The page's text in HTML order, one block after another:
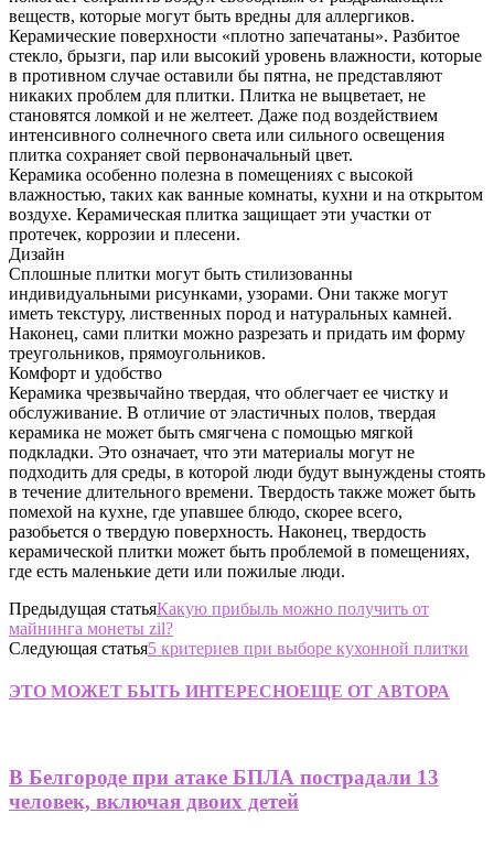
веществ, которые могут быть вредны для аллергиков.
Керамические поверхности «плотно запечатаны». Разбитое
стекло, брызги, пар или высокий уровень влажности, которые
в противном случае оставили бы пятна, не представляют
никаких проблем для плитки. Плитка не выцветает, не
становятся ломкой и не желтеет. Даже под воздействием
интенсивного солнечного света или сильного освещения
плитка сохраняет свой первоначальный цвет.
Керамика особенно полезна в помещениях с высокой
влажностью, таких как ванные комнаты, кухни и на открытом
воздухе. Керамическая плитка защищает эти участки от
протечек, коррозии и плесени.
Дизайн
Сплошные плитки могут быть стилизованны
индивидуальными рисунками, узорами. Они также могут
иметь текстуру, лиственных пород и натуральных камней.
Наконец, сами плитки можно разрезать и придать им форму
треугольников, прямоугольников.
Комфорт и удобство
Керамика чрезвычайно твердая, что облегчает ее чистку и
обслуживание. В отличие от эластичных полов, твердая
керамика не может быть смягчена с помощью мягкой
подкладки. Это означает, что эти материалы могут не
подходить для среды, в которой люди будут вынуждены стоять
в течение длительного времени. Твердость также может быть
помехой на кухне, где упавшее блюдо, скорее всего,
разобьется о твердую поверхность. Наконец, твердость
керамической плитки может быть проблемой в помещениях,
где есть маленькие дети или пожилые люди.
Предыдущая статьяКакую прибыль можно получить от
майнинга монеты zil?
Следующая статья5 критериев при выборе кухонной плитки
ЭТО МОЖЕТ БЫТЬ ИНТЕРЕСНОЕЩЕ ОТ АВТОРА
В Белгороде при атаке БПЛА пострадали 13
человек, включая двоих детей